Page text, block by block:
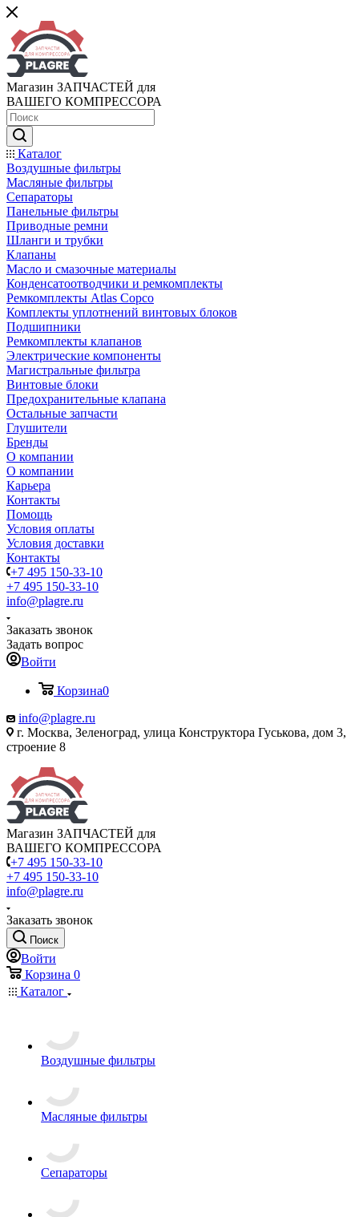
Магазин ЗАПЧАСТЕЙ для
ВАШЕГО КОМПРЕССОРА
Каталог
Воздушные фильтры
Масляные фильтры
Сепараторы
Панельные фильтры
Приводные ремни
Шланги и трубки
Клапаны
Масло и смазочные материалы
Конденсатоотводчики и ремкомплекты
Ремкомплекты Atlas Copco
Комплекты уплотнений винтовых блоков
Подшипники
Ремкомплекты клапанов
Электрические компоненты
Магистральные фильтра
Винтовые блоки
Предохранительные клапана
Остальные запчасти
Глушители
Бренды
О компании
О компании
Карьера
Контакты
Помощь
Условия оплаты
Условия доставки
Контакты
+7 495 150-33-10
+7 495 150-33-10
info@plagre.ru
Заказать звонок
Задать вопрос
Войти
Корзина0
info@plagre.ru
г. Москва, Зеленоград, улица Конструктора Гуськова, дом 3,
строение 8
Магазин ЗАПЧАСТЕЙ для
ВАШЕГО КОМПРЕССОРА
+7 495 150-33-10
+7 495 150-33-10
info@plagre.ru
Заказать звонок
Поиск
Войти
Корзина 0
Каталог
Воздушные фильтры
Масляные фильтры
Сепараторы